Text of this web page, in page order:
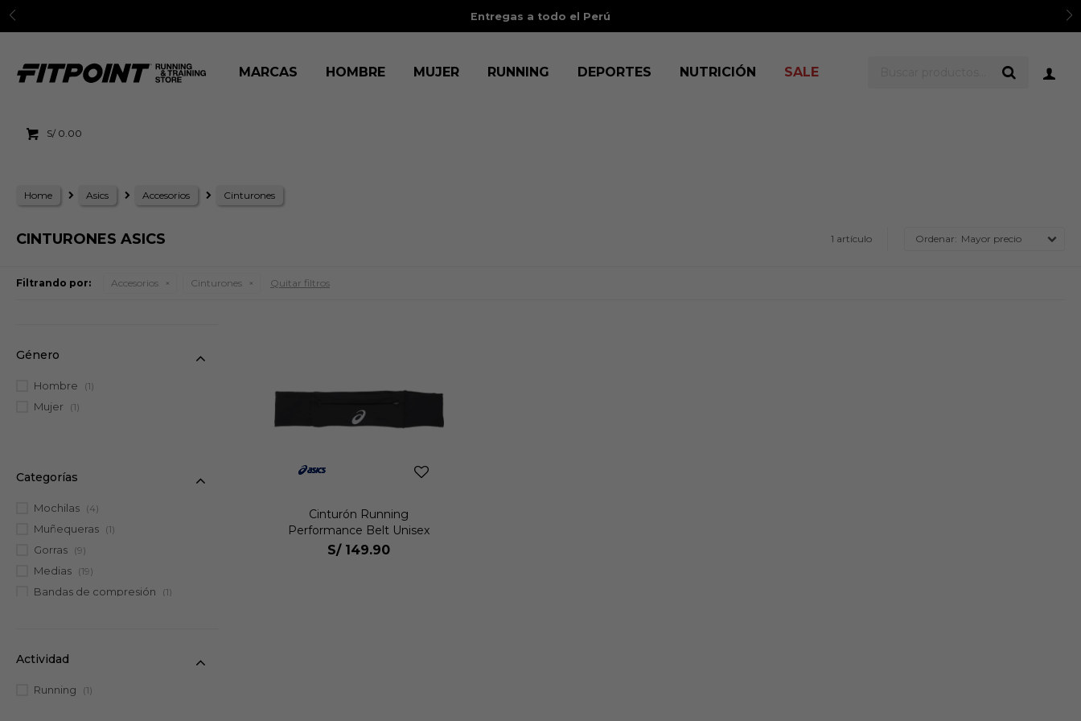
MARCAS HOMBRE MUJER RUNNING DEPORTES NUTRICIÓN SALE
S/ 0.00
Home Asics Accesorios Cinturones
CINTURONES ASICS 1 artículo Mayor precio
Filtrando por: Accesorios Cinturones Quitar filtros
Cinturón Running
Performance Belt Unisex
S/ 149.90
Categorías
Mochilas (4)
Muñequeras (1)
Gorras (9)
Medias (19)
Bandas de compresión (1)
Canguros
Género
Hombre (1)
Mujer (1)
Actividad
Running (1)